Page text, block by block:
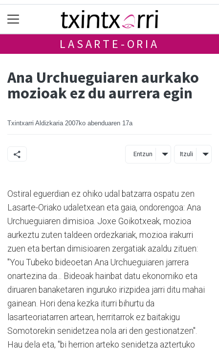
LASARTE-ORIA
Ana Urchueguiaren aurkako
mozioak ez du aurrera egin
Txintxarri Aldizkaria 2007ko abenduaren 17a
Entzun Itzuli
Ostiral eguerdian ez ohiko udal batzarra ospatu zen
Lasarte-Oriako udaletxean eta gaia, ondorengoa: Ana
Urchueguiaren dimisioa. Joxe Goikotxeak, mozioa
aurkeztu zuten taldeen ordezkariak, mozioa irakurri
zuen eta bertan dimisioaren zergatiak azaldu zituen:
"You Tubeko bideoetan Ana Urchueguiaren jarrera
onartezina da... Bideoak hainbat datu ekonomiko eta
diruaren banaketaren inguruko irizpidea jarri ditu mahai
gainean. Hori dena kezka iturri bihurtu da
lasarteoriatarren artean, herritarrok ez baitakigu
Somotorekin senidetzea nola ari den gestionatzen".
Hau dela eta, "bi herrion arteko senidetza aztertuko